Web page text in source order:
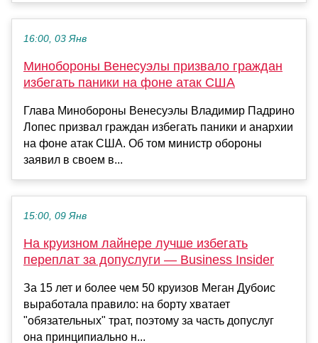
16:00, 03 Янв
Минобороны Венесуэлы призвало граждан
избегать паники на фоне атак США
Глава Минобороны Венесуэлы Владимир Падрино
Лопес призвал граждан избегать паники и анархии
на фоне атак США. Об том министр обороны
заявил в своем в...
15:00, 09 Янв
На круизном лайнере лучше избегать
переплат за допуслуги — Business Insider
За 15 лет и более чем 50 круизов Меган Дубоис
выработала правило: на борту хватает
"обязательных" трат, поэтому за часть допуслуг
она принципиально н...